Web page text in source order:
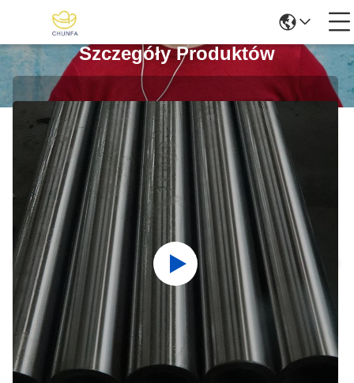
Szczegóły Produktów